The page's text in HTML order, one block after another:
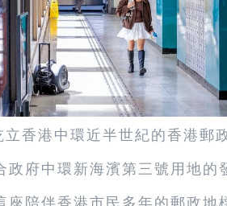
香港中環近半世紀的香港郵
政府中環新海濱第三號用地的